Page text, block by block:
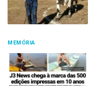
MEMÓRIA